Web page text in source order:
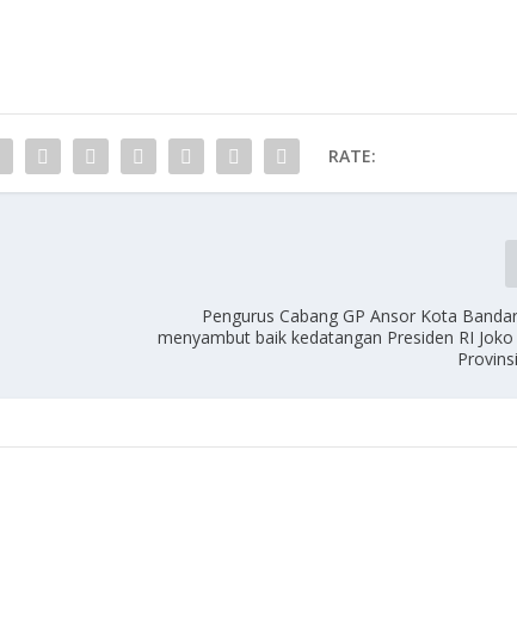
RATE:
Pengurus Cabang GP Ansor Kota
menyambut baik kedatangan Presiden RI